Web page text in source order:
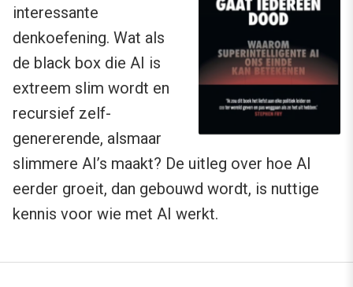
interessante
denkoefening. Wat als
de black box die AI is
extreem slim wordt en
recursief zelf-
genererende, alsmaar
slimmere AI’s maakt? De uitleg over hoe AI
eerder groeit, dan gebouwd wordt, is nuttige
kennis voor wie met AI werkt.